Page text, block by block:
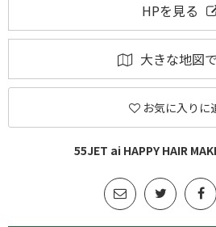
HPを見る
大きな地図
お気に入りに
55JET ai HAPPY HAIR